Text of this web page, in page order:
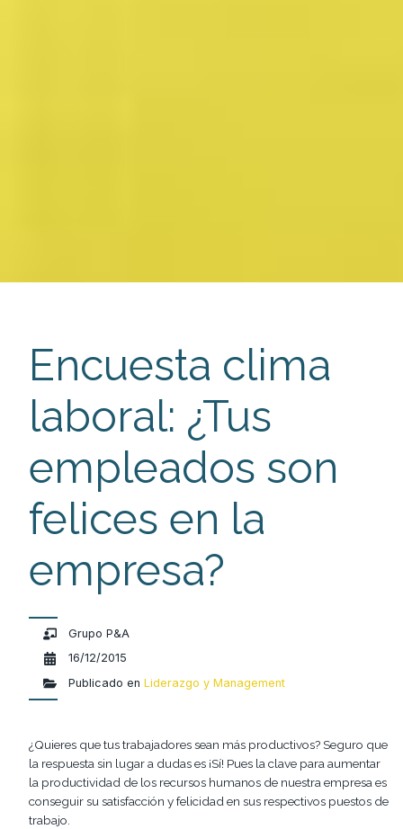
Encuesta clima
laboral: ¿Tus
empleados son
felices en la
empresa?
Grupo P&A
16/12/2015
Publicado en Liderazgo y Management
¿Quieres que tus trabajadores sean más productivos? Seguro que
la respuesta sin lugar a dudas es ¡Sí! Pues la clave para aumentar
la productividad de los recursos humanos de nuestra empresa es
conseguir su satisfacción y felicidad en sus respectivos puestos de
trabajo.